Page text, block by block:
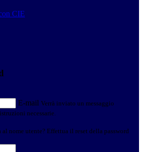
CIE
E-mail Verrà inviato un messaggio
necessarie.
nome utente? Effettua il reset della password